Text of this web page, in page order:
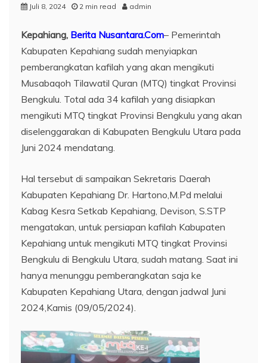
Juli 8, 2024 2 min read admin
Kepahiang, Berita Nusantara.Com– Pemerintah
Kabupaten Kepahiang sudah menyiapkan
pemberangkatan kafilah yang akan mengikuti
Musabaqoh Tilawatil Quran (MTQ) tingkat Provinsi
Bengkulu. Total ada 34 kafilah yang disiapkan
mengikuti MTQ tingkat Provinsi Bengkulu yang akan
diselenggarakan di Kabupaten Bengkulu Utara pada
Juni 2024 mendatang.
Hal tersebut di sampaikan Sekretaris Daerah
Kabupaten Kepahiang Dr. Hartono,M.Pd melalui
Kabag Kesra Setkab Kepahiang, Devison, S.STP
mengatakan, untuk persiapan kafilah Kabupaten
Kepahiang untuk mengikuti MTQ tingkat Provinsi
Bengkulu di Bengkulu Utara, sudah matang. Saat ini
hanya menunggu pemberangkatan saja ke
Kabupaten Kepahiang Utara, dengan jadwal Juni
2024,Kamis (09/05/2024).